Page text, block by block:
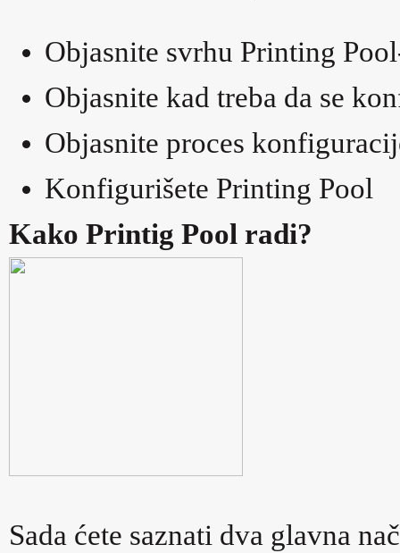
Objasnite svrhu Printing
Objasnite kad treba da se
Objasnite proces
Konfigurišete Printing Pool
Kako Printig Pool radi?
Sada ćete saznati dva glavna